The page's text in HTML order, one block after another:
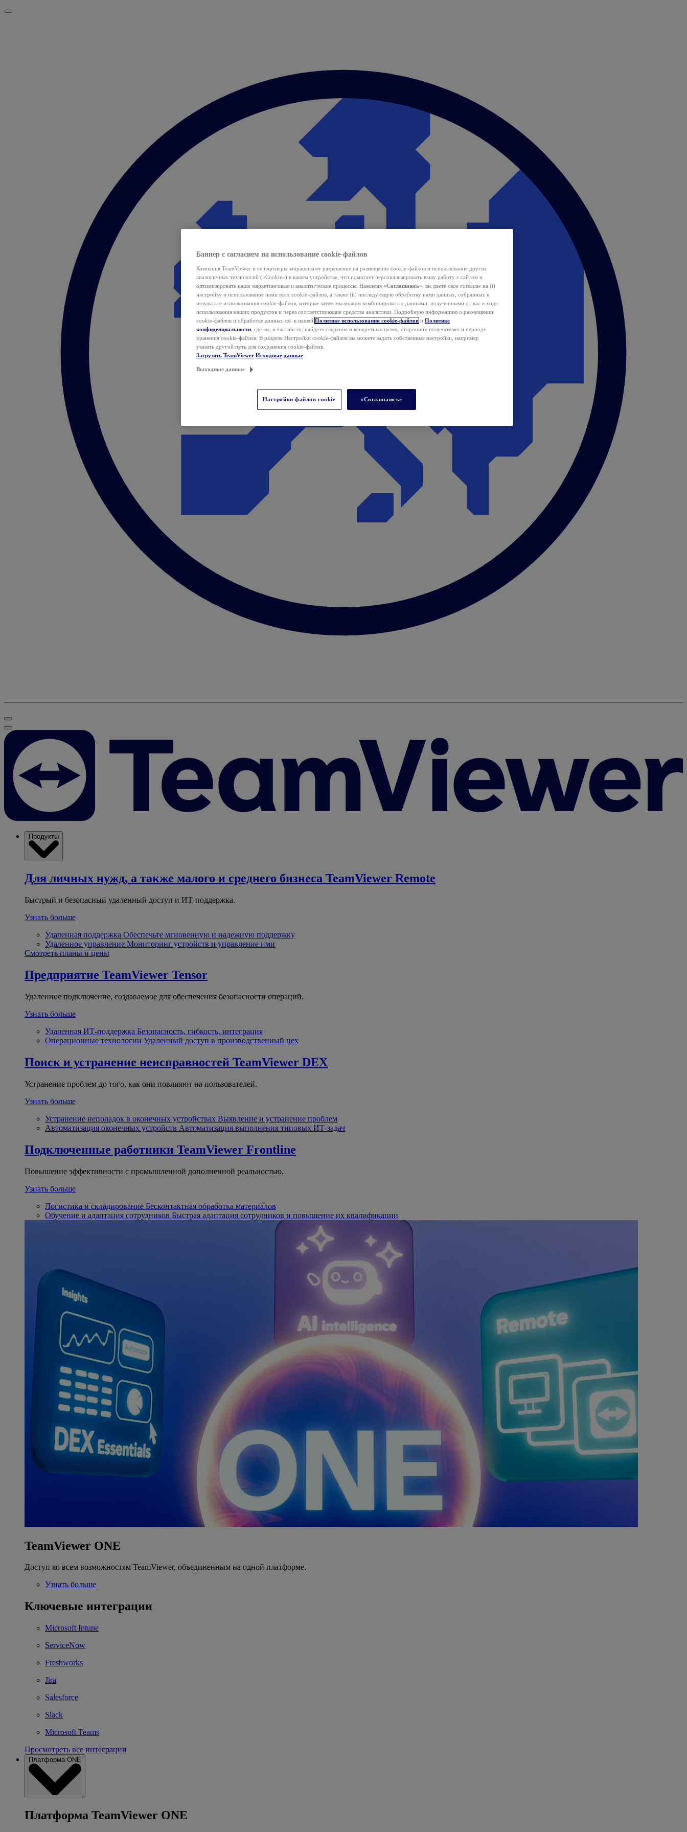
Продукты
Для личных нужд, а также малого и среднего бизнеса TeamViewer Remote
Быстрый и безопасный удаленный доступ и ИТ-поддержка.
Узнать больше
Удаленная поддержка Обеспечьте мгновенную и надежную поддержку
Удаленное управление Мониторинг устройств и управление ими
Смотреть планы и цены
Предприятие TeamViewer Tensor
Удаленное подключение, создаваемое для обеспечения безопасности операций.
Узнать больше
Удаленная ИТ-поддержка Безопасность, гибкость, интеграция
Операционные технологии Удаленный доступ в производственный цех
Поиск и устранение неисправностей TeamViewer DEX
Устранение проблем до того, как они повлияют на пользователей.
Узнать больше
Устранение неполадок в оконечных устройствах Выявление и устранение проблем
Автоматизация оконечных устройств Автоматизация выполнения типовых ИТ-задач
Подключенные работники TeamViewer Frontline
Повышение эффективности с промышленной дополненной реальностью.
Узнать больше
Логистика и складирование Бесконтактная обработка материалов
Обучение и адаптация сотрудников Быстрая адаптация сотрудников и повышение их квалификации
TeamViewer ONE
Доступ ко всем возможностям TeamViewer, объединенным на одной платформе.
Узнать больше
Ключевые интеграции
Microsoft Intune
ServiceNow
Freshworks
Jira
Salesforce
Slack
Microsoft Teams
Просмотреть все интеграции
Платформа ONE
Платформа TeamViewer ONE
Баннер с согласием на использование cookie-файлов
Компания TeamViewer и ее партнеры запрашивают разрешение на размещение cookie-файлов и использование других
аналогичных технологий («Cookie») в вашем устройстве, что помогает персонализировать вашу работу с сайтом и
оптимизировать наши маркетинговые и аналитические процессы. Нажимая «Соглашаюсь» , вы даете свое согласие на (i)
настройку и использование нами всех cookie-файлов, а также (ii) последующую обработку нами данных, собранных в
результате использования cookie-файлов, которые затем мы можем комбинировать с данными, полученными от вас в ходе
использования наших продуктов и через соответствующие средства аналитики. Подробную информацию о размещении
cookie-файлов и обработке данных см. в нашей Политике использования cookie-файлов и Политике
конфиденциальности , где вы, в частности, найдете сведения о конкретных целях, сторонних получателях и периоде
хранения cookie-файлов. В разделе Настройки cookie-файлов вы можете задать собственные настройки, например
указать другой путь для сохранения cookie-файлов.
Загрузить TeamViewer Исходные данные
Выходные данные
Настройки файлов cookie «Соглашаюсь»